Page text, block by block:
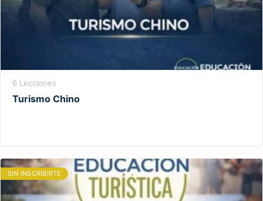
6 Lecciones
Turismo Chino
SIN INSCRIBIRTE